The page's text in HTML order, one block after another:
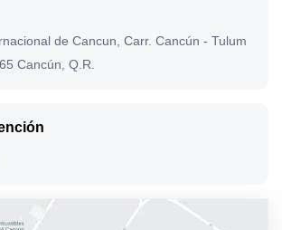
de Cancun, Carr. Cancún - Tulum
Cancún, Q.R.